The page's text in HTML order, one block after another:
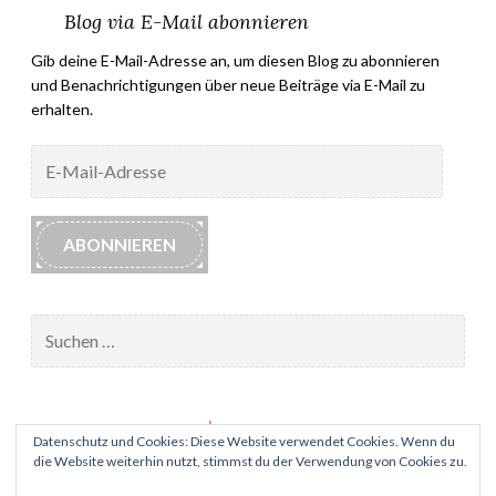
Blog via E-Mail abonnieren
Gib deine E-Mail-Adresse an, um diesen Blog zu abonnieren
und Benachrichtigungen über neue Beiträge via E-Mail zu
erhalten.
Mail-
Adresse
ABONNIEREN
nach:
Impressum
Datenschutz und Cookies: Diese Website verwendet Cookies. Wenn du
die Website weiterhin nutzt, stimmst du der Verwendung von Cookies zu.